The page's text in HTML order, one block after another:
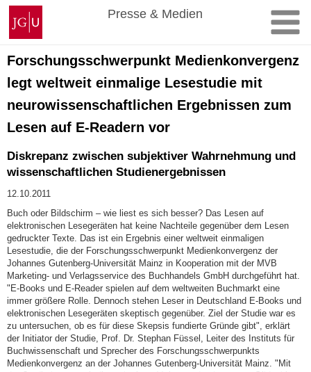
Zum
Inhalt
springen
Johannes
Gutenberg-
Universität
Mainz
Presse & Medien
Forschungsschwerpunkt Medienkonvergenz
legt weltweit einmalige Lesestudie mit
neurowissenschaftlichen Ergebnissen zum
Lesen auf E-Readern vor
Diskrepanz zwischen subjektiver Wahrnehmung und
wissenschaftlichen Studienergebnissen
12.10.2011
Buch oder Bildschirm – wie liest es sich besser? Das Lesen auf
elektronischen Lesegeräten hat keine Nachteile gegenüber dem Lesen
gedruckter Texte. Das ist ein Ergebnis einer weltweit einmaligen
Lesestudie, die der Forschungsschwerpunkt Medienkonvergenz der
Johannes Gutenberg-Universität Mainz in Kooperation mit der MVB
Marketing- und Verlagsservice des Buchhandels GmbH durchgeführt hat.
"E-Books und E-Reader spielen auf dem weltweiten Buchmarkt eine
immer größere Rolle. Dennoch stehen Leser in Deutschland E-Books und
elektronischen Lesegeräten skeptisch gegenüber. Ziel der Studie war es
zu untersuchen, ob es für diese Skepsis fundierte Gründe gibt", erklärt
der Initiator der Studie, Prof. Dr. Stephan Füssel, Leiter des Instituts für
Buchwissenschaft und Sprecher des Forschungsschwerpunkts
Medienkonvergenz an der Johannes Gutenberg-Universität Mainz. "Mit